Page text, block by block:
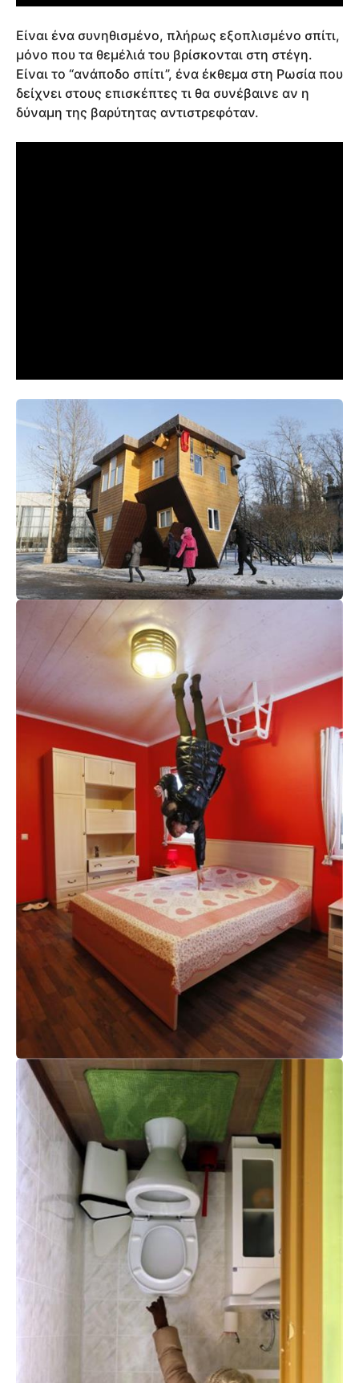
Είναι ένα συνηθισμένο, πλήρως εξοπλισμένο σπίτι,
μόνο που τα θεμέλιά του βρίσκονται στη στέγη.
Είναι το “ανάποδο σπίτι”, ένα έκθεμα στη Ρωσία που
δείχνει στους επισκέπτες τι θα συνέβαινε αν η
δύναμη της βαρύτητας αντιστρεφόταν.